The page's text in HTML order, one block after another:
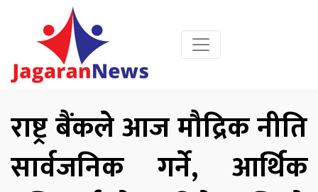
राष्ट्र बैंकले आज मौद्रिक नीति
सार्वजनिक गर्ने, आर्थिक